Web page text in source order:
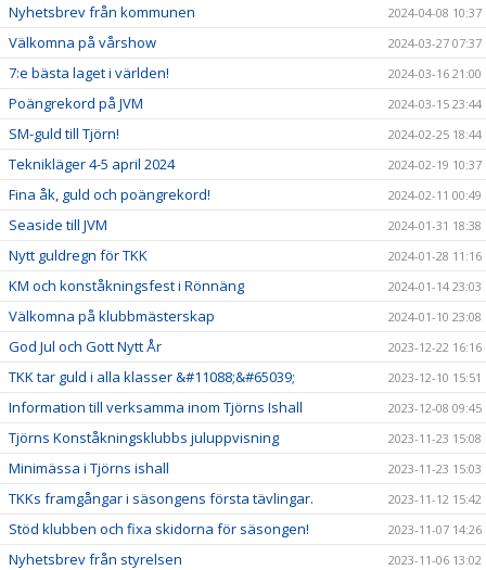
Nyhetsbrev från kommunen 2024-04-08 10:37
Välkomna på vårshow 2024-03-27 07:37
7:e bästa laget i världen! 2024-03-16 21:00
Poängrekord på JVM 2024-03-15 23:44
SM-guld till Tjörn! 2024-02-25 18:44
Teknikläger 4-5 april 2024 2024-02-19 10:37
Fina åk, guld och poängrekord! 2024-02-11 00:49
Seaside till JVM 2024-01-31 18:38
Nytt guldregn för TKK 2024-01-28 11:16
KM och konståkningsfest i Rönnäng 2024-01-14 23:03
Välkomna på klubbmästerskap 2024-01-10 23:08
God Jul och Gott Nytt År 2023-12-22 16:16
TKK tar guld i alla klasser &#11088;&#65039; 2023-12-10 15:51
Information till verksamma inom Tjörns Ishall 2023-12-08 09:45
Tjörns Konståkningsklubbs juluppvisning 2023-11-23 15:08
Minimässa i Tjörns ishall 2023-11-23 15:03
TKKs framgångar i säsongens första tävlingar. 2023-11-12 15:42
Stöd klubben och fixa skidorna för säsongen! 2023-11-07 14:26
Nyhetsbrev från styrelsen 2023-11-06 13:02